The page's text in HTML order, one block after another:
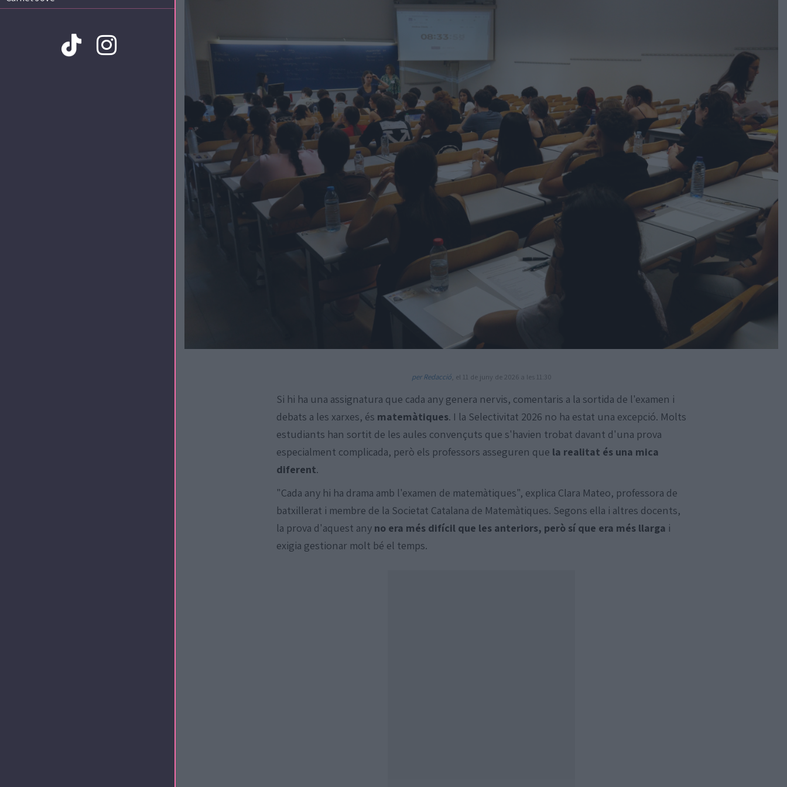
per Redacció, el 11 de juny de 2026 a les 11:30
Si hi ha una assignatura que cada any genera nervis, comentaris a la sortida de l'examen i
debats a les xarxes, és matemàtiques. I la Selectivitat 2026 no ha estat una excepció. Molts
estudiants han sortit de les aules convençuts que s'havien trobat davant d'una prova
especialment complicada, però els professors asseguren que la realitat és una mica
diferent.
"Cada any hi ha drama amb l'examen de matemàtiques", explica Clara Mateo, professora de
batxillerat i membre de la Societat Catalana de Matemàtiques. Segons ella i altres docents,
la prova d'aquest any no era més difícil que les anteriors, però sí que era més llarga i
exigia gestionar molt bé el temps.